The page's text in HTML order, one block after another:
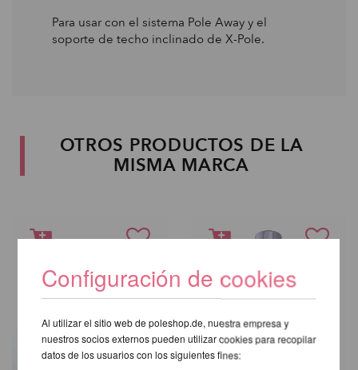
Para usar con el sistema Pole Away y el
soporte de techo inclinado de X-Pole.
OTROS PRODUCTOS DE LA
MISMA MARCA
Configuración de cookies
Al utilizar el sitio web de poleshop.de, nuestra empresa y
nuestros socios externos pueden utilizar cookies para recopilar
datos de los usuarios con los siguientes fines: